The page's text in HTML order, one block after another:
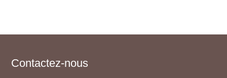
Contactez-nous